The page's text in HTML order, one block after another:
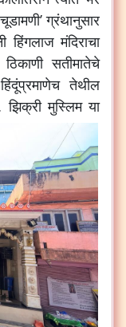
ग्रंथानुसार
हिंगलाज मंदिराचा
सतीमातेचे
तेथील
झिक्री मुस्लिम या